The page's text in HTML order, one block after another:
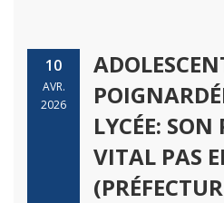
10
AVR.
2026
LYCÉE:
VITAL PAS